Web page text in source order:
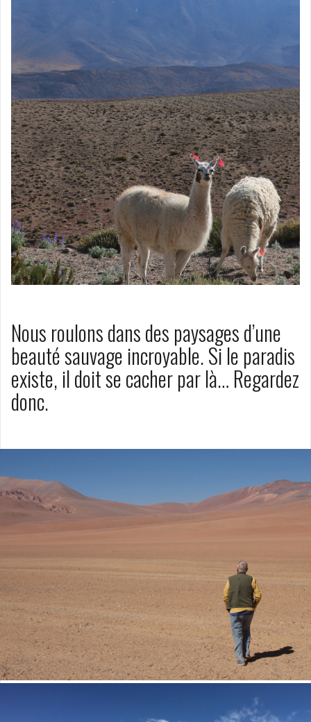
Nous roulons dans des paysages d’une
beauté sauvage incroyable. Si le paradis
existe, il doit se cacher par là… Regardez
donc.